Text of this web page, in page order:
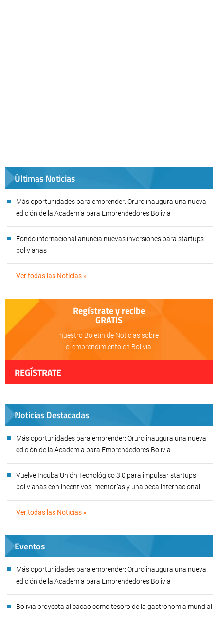
Últimas Noticias
Más oportunidades para emprender: Oruro inaugura una nueva
edición de la Academia para Emprendedores Bolivia
Fondo internacional anuncia nuevas inversiones para startups
bolivianas
Ver todas las Noticias »
Regístrate y recibe
GRATIS
nuestro Boletín de Noticias sobre
el emprendimiento en Bolivia!
REGÍSTRATE
Noticias Destacadas
Más oportunidades para emprender: Oruro inaugura una nueva
edición de la Academia para Emprendedores Bolivia
Vuelve Incuba Unión Tecnológico 3.0 para impulsar startups
bolivianas con incentivos, mentorías y una beca internacional
Ver todas las Noticias »
Eventos
Más oportunidades para emprender: Oruro inaugura una nueva
edición de la Academia para Emprendedores Bolivia
Bolivia proyecta al cacao como tesoro de la gastronomía mundial